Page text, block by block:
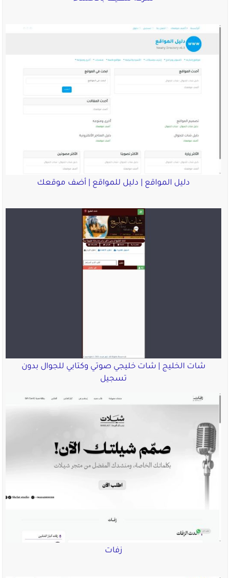
دليل المواقع | دليل للمواقع | أضف موقعك
شات الخليج | شات خليجي صوتي وكتابي للجوال بدون
تسجيل
زفات